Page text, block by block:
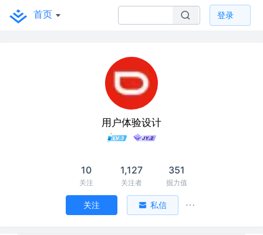
首页 登录
用户体验设计
10
关注
1,127
关注者
351
掘力值
关注 私信